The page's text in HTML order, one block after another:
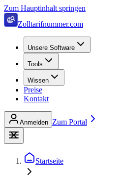
Zum Hauptinhalt springen
Zolltarifnummer.com
Unsere Software
Tools
Wissen
Preise
Kontakt
Anmelden Zum Portal
Startseite